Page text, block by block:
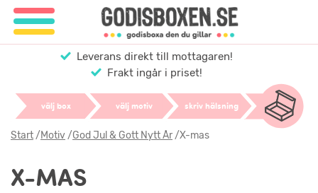
Leverans direkt till mottagaren!
Frakt ingår i priset!
välj box välj motiv skriv hälsning
Start/Motiv/God Jul & Gott Nytt År/X-mas
X-MAS